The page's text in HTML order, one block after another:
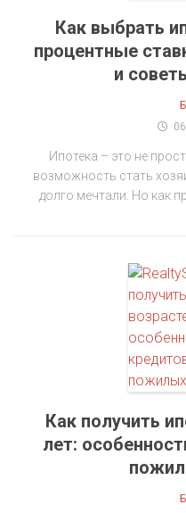
Как выбрать
процентные
и
Ипотека – это не
возможность стать
долго мечтали. Но как
Как получить
лет: